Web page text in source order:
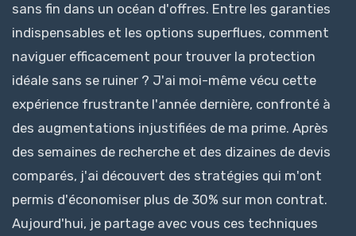
sans fin dans un océan d'offres. Entre les garanties
indispensables et les options superflues, comment
naviguer efficacement pour trouver la protection
idéale sans se ruiner ? J'ai moi-même vécu cette
expérience frustrante l'année dernière, confronté à
des augmentations injustifiées de ma prime. Après
des semaines de recherche et des dizaines de devis
comparés, j'ai découvert des stratégies qui m'ont
permis d'économiser plus de 30% sur mon contrat.
Aujourd'hui, je partage avec vous ces techniques